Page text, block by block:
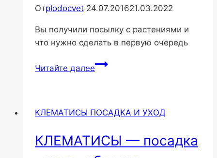
Отplodocvet 24.07.201621.03.2022
Вы получили посылку с растениями и
что нужно сделать в первую очередь
Читайте далееВы
КЛЕМАТИСЫ ПОСАДКА И УХОД
КЛЕМАТИСЫ — посадка